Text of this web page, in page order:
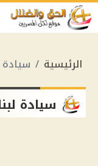
الرئيسية سيادة
سيادة